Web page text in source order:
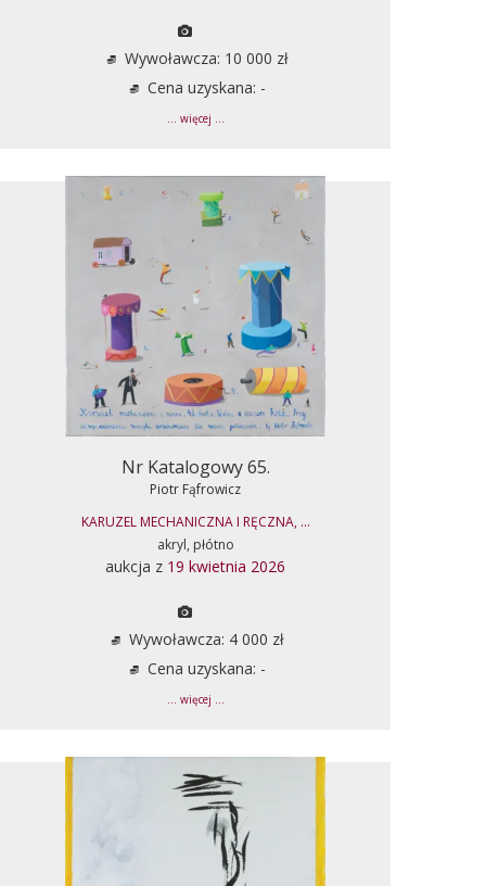
Wywoławcza: 10 000 zł
Cena uzyskana: -
... więcej ...
Nr Katalogowy 65.
Piotr Fąfrowicz
KARUZEL MECHANICZNA I RĘCZNA, ...
akryl, płótno
aukcja z 19 kwietnia 2026
Wywoławcza: 4 000 zł
Cena uzyskana: -
... więcej ...